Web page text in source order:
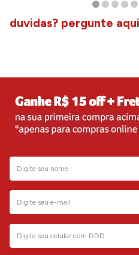
duvidas? pergunte aqui